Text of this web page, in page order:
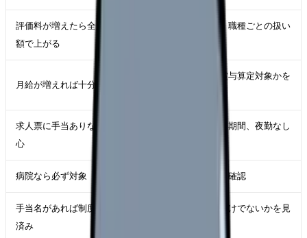
評価料が増えたら全員同
額で上がる
配分対象、配分時期、職種ごとの扱い
月給が増えれば十分
基本給か、手当か、賞与算定対象かを
求人票に手当ありなら安
心
金額、支給条件、試用期間、夜勤なし
病院なら必ず対象 届出状況と施設基準を確認
手当名があれば制度反映
済み
既存手当の名称変更だけでないかを見